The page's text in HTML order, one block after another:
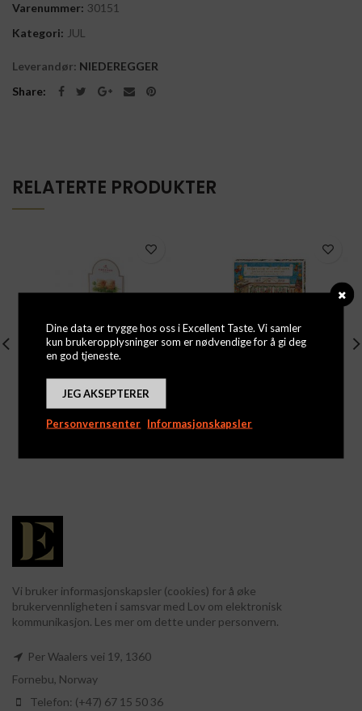
Varenummer: 30151
Kategori: JUL
Leverandør: NIEDEREGGER
Share
RELATERTE PRODUKTER
Logg inn for å se priser
Lübeck Cafè
Vi bruker informasjonskapsler (cookies) for å øke
brukervennligheten i samsvar med Lov om elektronisk
kommunikasjon. Les mer om dette under personvern.
Per Waalers vei 19, 1360
Fornebu, Norway
Telefon: (+47) 67 15 50 36
Dine data er trygge hos oss i Excellent Taste. Vi samler
kun brukeropplysninger som er nødvendige for å gi deg
en god tjeneste.
JEG AKSEPTERER
Personvernsenter Informasjonskapsler